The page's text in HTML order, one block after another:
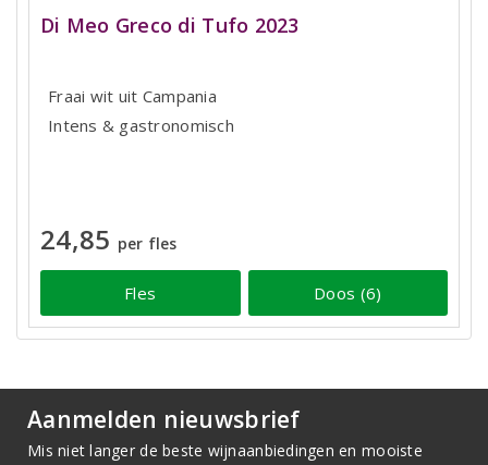
Di Meo Greco di Tufo 2023
Fraai wit uit Campania
Intens & gastronomisch
24,85 per fles
Fles Doos (6)
Aanmelden nieuwsbrief
Mis niet langer de beste wijnaanbiedingen en mooiste